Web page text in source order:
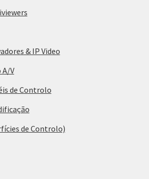
& IP Video
V
de Controlo
de Controlo)